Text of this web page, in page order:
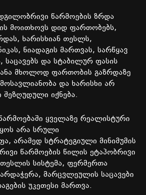
წარმოების ზრდა
ის მოითხოვს დიდ ფართობებს,
, ხარისხიან თესლს,
, ნიადაგის მართვას, სარწყავ
, საცავებს და სტაბილურ ფასის
მხოლოდ ფართობის გაზრდაზე
მოსავლიანობა და ხარისხი არ
შეზღუდული იქნება.
ყველაზე რეალისტური
არა სრული
, არამედ სტრატეგიული მინიმუმის
წარმოების წილის ეტაპობრივი
თესლის სისტემა, ფერმერთა
, მარცვლეულის საცავები
უკეთესი მართვა.